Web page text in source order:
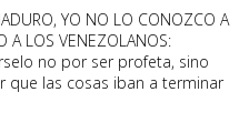
YO NO LO CONOZCO A
A LOS VENEZOLANOS:
no por ser profeta, sino
que las cosas iban a terminar